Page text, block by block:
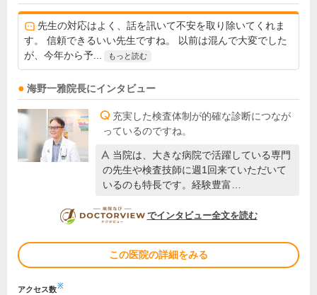
先生の対応はよく、話を訊いて不安を取り除いてくれま
す。 信頼できるいい先生ですね。 以前は混んで大変でした
が、今年から予...
もっと読む
海野一雅院長にインタビュー
充実した検査体制が的確な診断につなが
っているのですね。
当院は、大きな病院で活躍している専門
の先生や検査技師に週1回来ていただいて
いるのも特長です。経験豊富…
DOCTORVIEW
でインタビュー全文を読む
この医院の詳細をみる
アクセス数※